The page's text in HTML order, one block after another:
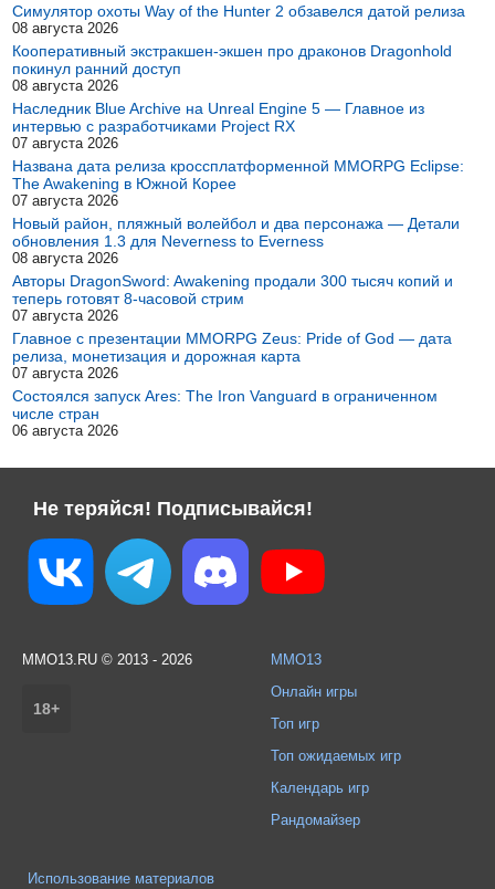
Симулятор охоты Way of the Hunter 2 обзавелся датой релиза
08 августа 2026
Кооперативный экстракшен-экшен про драконов Dragonhold
покинул ранний доступ
08 августа 2026
Наследник Blue Archive на Unreal Engine 5 — Главное из
интервью с разработчиками Project RX
07 августа 2026
Названа дата релиза кроссплатформенной MMORPG Eclipse:
The Awakening в Южной Корее
07 августа 2026
Новый район, пляжный волейбол и два персонажа — Детали
обновления 1.3 для Neverness to Everness
08 августа 2026
Авторы DragonSword: Awakening продали 300 тысяч копий и
теперь готовят 8-часовой стрим
07 августа 2026
Главное с презентации MMORPG Zeus: Pride of God — дата
релиза, монетизация и дорожная карта
07 августа 2026
Состоялся запуск Ares: The Iron Vanguard в ограниченном
числе стран
06 августа 2026
Не теряйся! Подписывайся!
MMO13.RU © 2013 - 2026
18+
MMO13
Онлайн игры
Топ игр
Топ ожидаемых игр
Календарь игр
Рандомайзер
Использование материалов